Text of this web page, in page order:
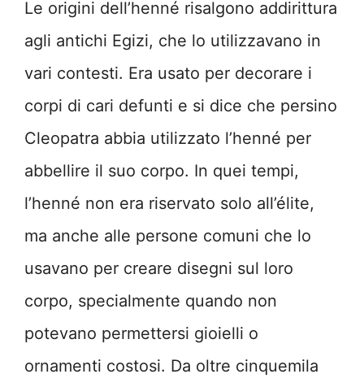
Le origini dell’henné risalgono addirittura
agli antichi Egizi, che lo utilizzavano in
vari contesti. Era usato per decorare i
corpi di cari defunti e si dice che persino
Cleopatra abbia utilizzato l’henné per
abbellire il suo corpo. In quei tempi,
l’henné non era riservato solo all’élite,
ma anche alle persone comuni che lo
usavano per creare disegni sul loro
corpo, specialmente quando non
potevano permettersi gioielli o
ornamenti costosi. Da oltre cinquemila